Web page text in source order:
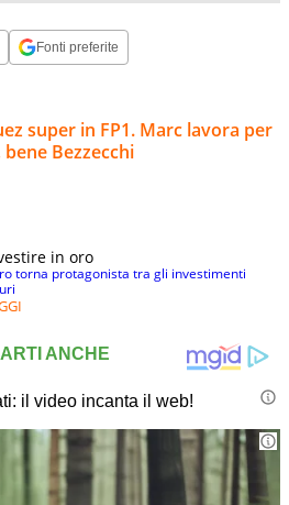
Fonti preferite
super in FP1. Marc lavora per
Bezzecchi
in oro
torna protagonista tra gli investimenti